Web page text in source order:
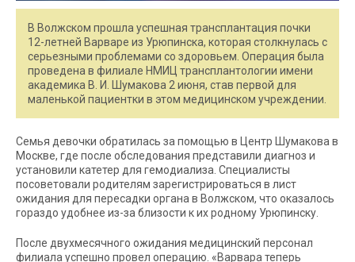
В Волжском прошла успешная трансплантация почки
12-летней Варваре из Урюпинска, которая столкнулась с
серьезными проблемами со здоровьем. Операция была
проведена в филиале НМИЦ трансплантологии имени
академика В. И. Шумакова 2 июня, став первой для
маленькой пациентки в этом медицинском учреждении.
Семья девочки обратилась за помощью в Центр Шумакова в
Москве, где после обследования представили диагноз и
установили катетер для гемодиализа. Специалисты
посоветовали родителям зарегистрироваться в лист
ожидания для пересадки органа в Волжском, что оказалось
гораздо удобнее из-за близости к их родному Урюпинску.
После двухмесячного ожидания медицинский персонал
филиала успешно провел операцию. «Варвара теперь